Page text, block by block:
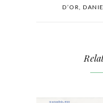
D’OR,